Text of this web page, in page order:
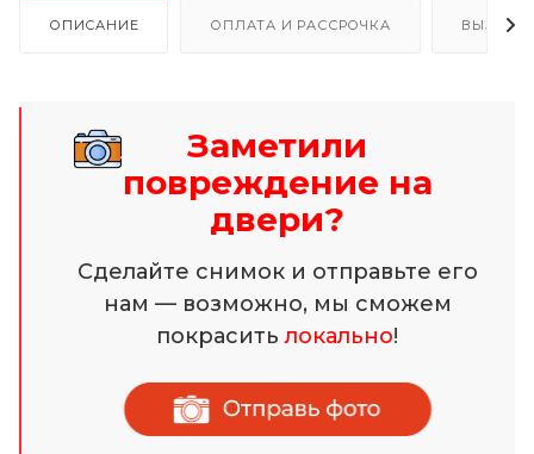
ОПИСАНИЕ ОПЛАТА И РАССРОЧКА ВЫЗОВ
Заметили
повреждение на
двери?
Сделайте снимок и отправьте его
нам — возможно, мы сможем
покраситьлокально!